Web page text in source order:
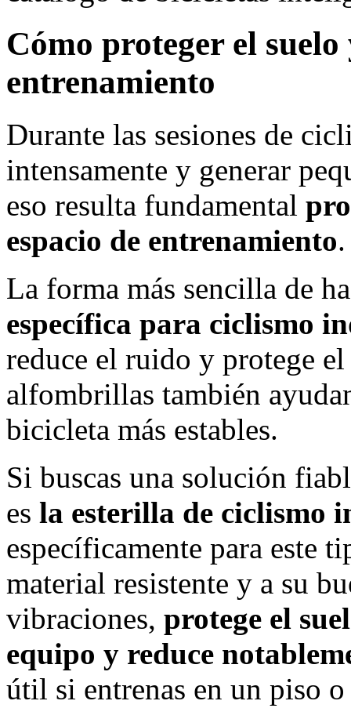
Cómo proteger el
entrenamiento
Durante las sesiones de
intensamente y generar
eso resulta fundamental
espacio de entrenamiento.
La forma más sencilla de
específica para ciclismo
reduce el ruido y protege
alfombrillas también
bicicleta más estables.
Si buscas una solución
es la esterilla de ciclismo
específicamente para este
material resistente y a su
vibraciones, protege el
equipo y reduce
útil si entrenas en un piso